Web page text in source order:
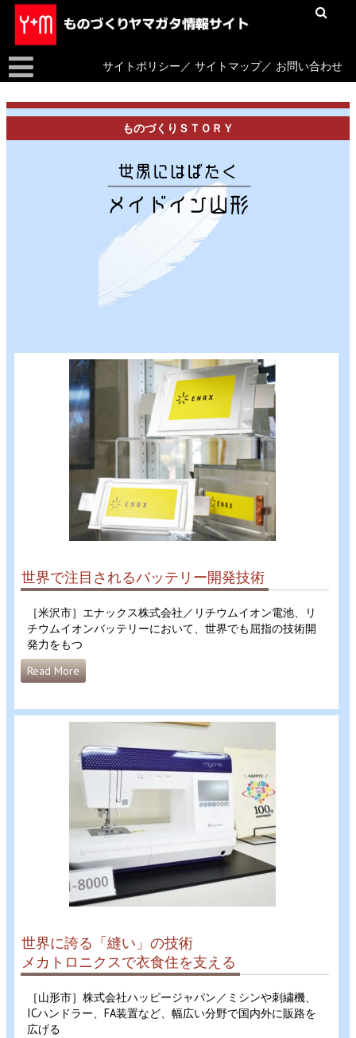
サイトポリシー ／サイトマップ／ お問い合わせ
ものづくりＳＴＯＲＹ
世界で注目されるバッテリー開発技術
［米沢市］エナックス株式会社／リチウムイオン電池、リ
チウムイオンバッテリーにおいて、世界でも屈指の技術開
発力をもつ
Read More
世界に誇る「縫い」の技術
メカトロニクスで衣食住を支える
［山形市］株式会社ハッピージャパン／ミシンや刺繍機、
ICハンドラー、FA装置など、幅広い分野で国内外に販路を
広げる